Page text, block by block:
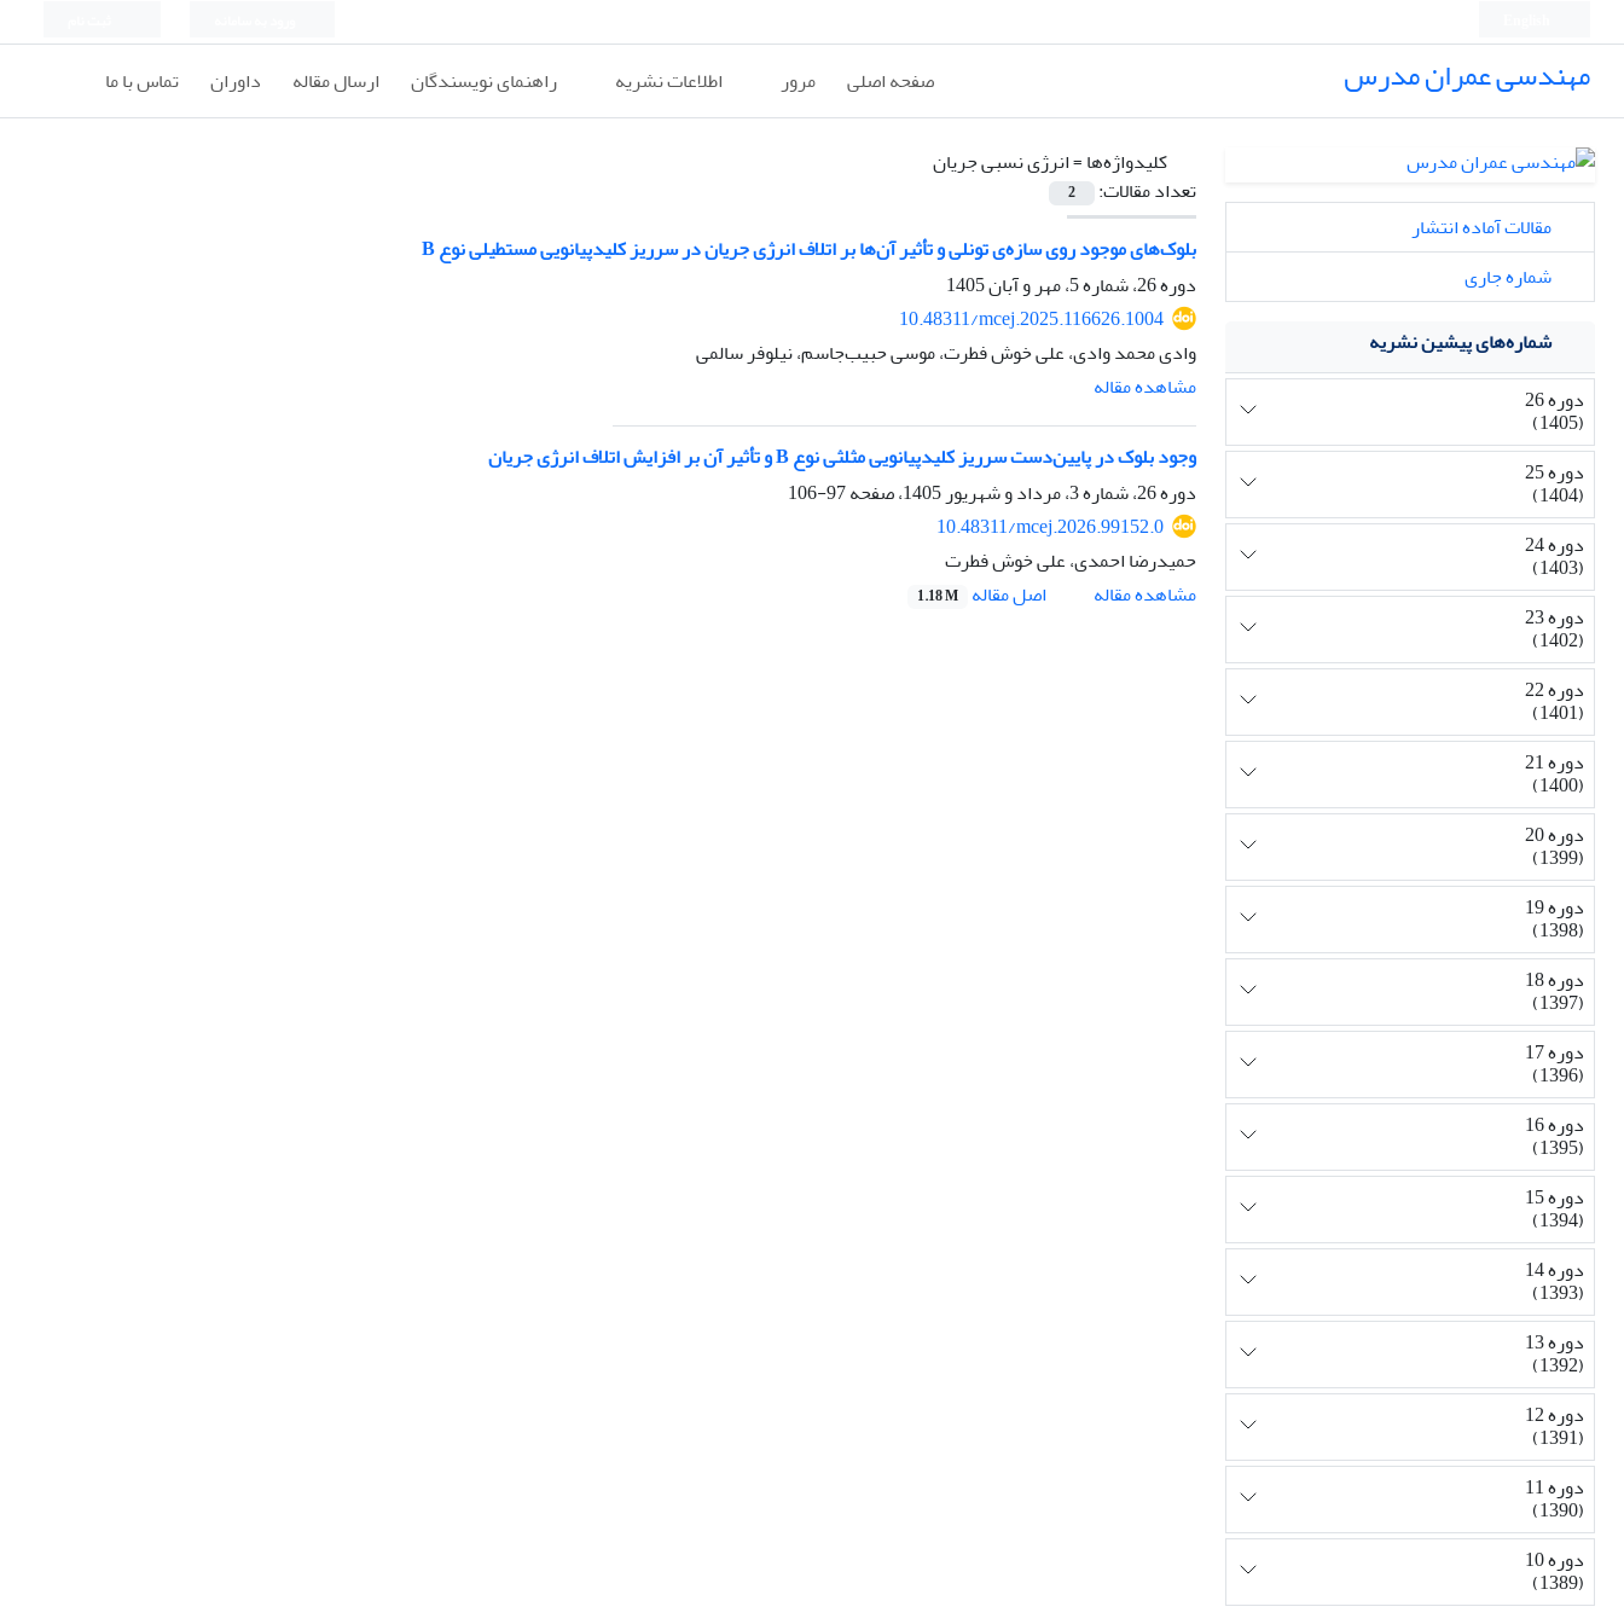
مهندسی عمران مدرس صفحه اصلی مرور اطلاعات نشریه راهنمای نویسندگان ارسال مقاله داوران تماس با ما
کلیدواژه‌ها =انرژی نسبی جریان
تعداد مقالات:
2
بلوک‌های موجود روی سازه‌ی تونلی و تأثیر آن‌ها بر اتلاف انرژی جریان در سرریز کلیدپیانویی مستطیلی نوع B
دوره 26، شماره 5، مهر و آبان 1405
10.48311/mcej.2025.116626.1004
وادی محمد وادی، علی خوش فطرت، موسی حبیب‌‌جاسم، نیلوفر سالمی
مشاهده مقاله
وجود بلوک در پایین‌دست سرریز کلیدپیانویی مثلثی نوع B و تأثیر آن بر افزایش اتلاف انرژی جریان
دوره 26، شماره 3، مرداد و شهریور 1405، صفحه
97-106
10.48311/mcej.2026.99152.0
حمیدرضا احمدی، علی خوش فطرت
مشاهده مقاله
اصل مقاله 1.18 M
مقالات آماده انتشار
شماره جاری
شماره‌های پیشین نشریه
دوره 26
(1405)
دوره 25
(1404)
دوره 24
(1403)
دوره 23
(1402)
دوره 22
(1401)
دوره 21
(1400)
دوره 20
(1399)
دوره 19
(1398)
دوره 18
(1397)
دوره 17
(1396)
دوره 16
(1395)
دوره 15
(1394)
دوره 14
(1393)
دوره 13
(1392)
دوره 12
(1391)
دوره 11
(1390)
دوره 10
(1389)